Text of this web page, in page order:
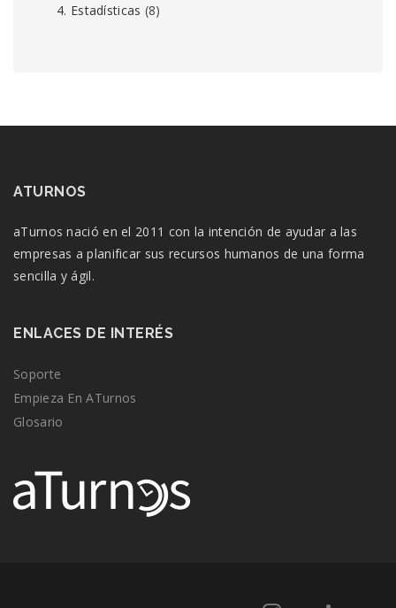
4. Estadísticas (8)
ATURNOS
aTurnos nació en el 2011 con la intención de ayudar a las
empresas a planificar sus recursos humanos de una forma
sencilla y ágil.
ENLACES DE INTERÉS
Soporte
Empieza En ATurnos
Glosario